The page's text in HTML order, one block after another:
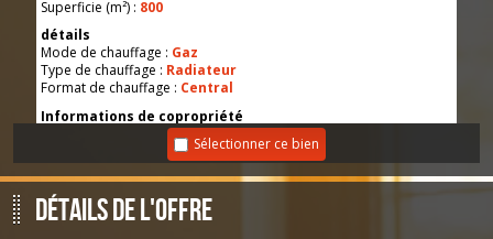
Superficie (m²) : 800
détails
Mode de chauffage : Gaz
Type de chauffage : Radiateur
Format de chauffage : Central
Informations de copropriété
Infos Financières
Prix de vente TTC honoraires inclus :570 000 €
Les honoraires d'agence seront intégralement à la
charge du vendeur:
Sélectionner ce bien
Détails de l'offre